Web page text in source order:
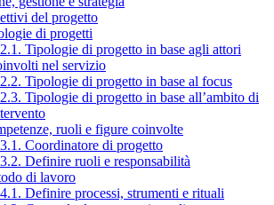
del progetto
di progetti
Tipologie di progetto in base agli attori
nel servizio
Tipologie di progetto in base al focus
Tipologie di progetto in base all’ambito di
ruoli e figure coinvolte
Coordinatore di progetto
Definire ruoli e responsabilità
di lavoro
Definire processi, strumenti e rituali